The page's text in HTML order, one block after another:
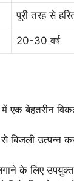
पूरी तरह से
20-30 वर्ष
एक बेहतरीन
बिजली उत्पन्न
के लिए उपयुक्त